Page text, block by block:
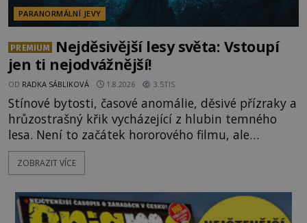
PARANORMÁLNÍ JEVY
PREMIUM
Nejděsivější lesy světa: Vstoupí
jen ti nejodvážnější!
OD RADKA SÁBLIKOVÁ 1.8.2026 3.5TIS
Stínové bytosti, časové anomálie, děsivé přízraky a
hrůzostrašný křik vycházející z hlubin temného
lesa. Není to začátek hororového filmu, ale
události, které popisují návštěvníci lesů, které jsou
označovány jako nejděsivější na světě. Lidé bydlící
vyhýbají! Už jste o těchto lesích slyšeli? A odvážili
byste se je navštívit? [gallery ids="17
ZOBRAZIT VÍCE